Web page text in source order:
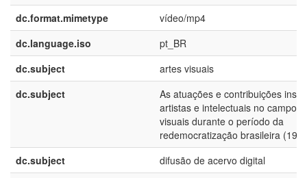
dc.format.mimetype
vídeo/mp4
dc.language.iso
pt_BR
dc.subject
artes visuais
dc.subject
As atuações e contribuições
artistas e intelectuais no campo
visuais durante o período da
redemocratização brasileira
dc.subject
difusão de acervo digital